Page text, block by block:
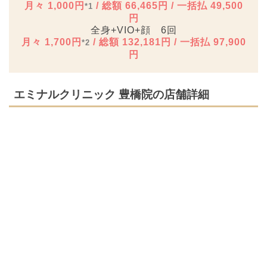
月々 1,000円 *1 / 総額 66,465円 / 一括払 49,500
円
全身+VIO+顔 6回
月々 1,700円 *2 / 総額 132,181円 / 一括払 97,900
円
エミナルクリニック 豊橋院の店舗詳細